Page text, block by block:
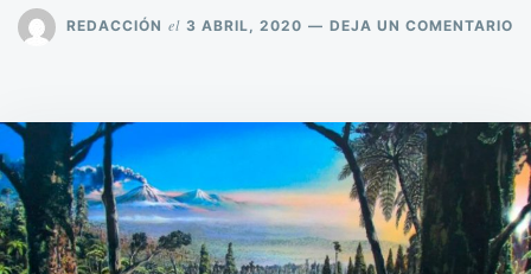
REDACCIÓN el 3 ABRIL, 2020 DEJA UN COMENTARIO